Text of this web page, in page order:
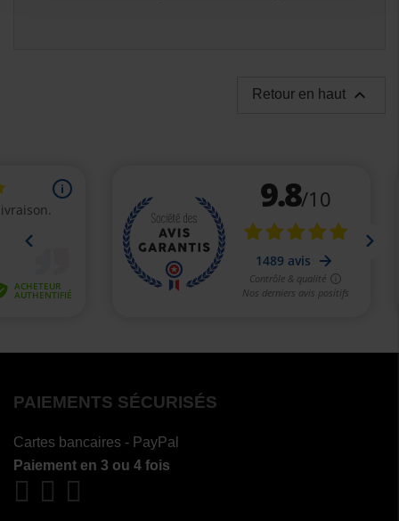
Retour en haut 
PAIEMENTS SÉCURISÉS
Cartes bancaires - PayPal
Paiement en 3 ou 4 fois